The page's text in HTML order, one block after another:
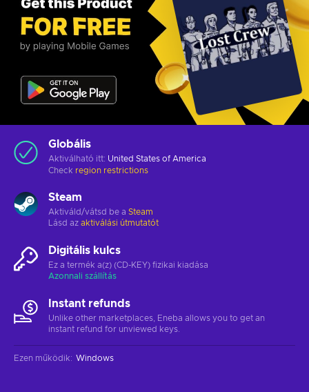
Globális
Aktiválható itt: United States of America
Check region restrictions
Steam
Aktiváld/vátsd be a Steam
Lásd az aktiválási útmutatót
Digitális kulcs
Ez a termék a(z) (CD-KEY) fizikai kiadása
Azonnali szállítás
Instant refunds
Unlike other marketplaces, Eneba allows you to get an
instant refund for unviewed keys.
Ezen működik: Windows